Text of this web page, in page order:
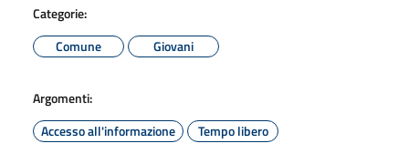
Categorie:
Comune
Giovani
Argomenti:
Accesso all'informazione
Tempo libero